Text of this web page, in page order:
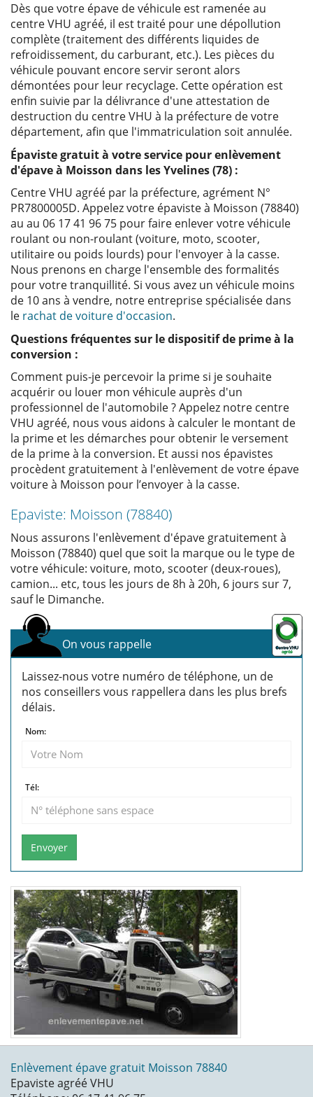
Dès que votre épave de véhicule est ramenée au
centre VHU agréé, il est traité pour une dépollution
complète (traitement des différents liquides de
refroidissement, du carburant, etc.). Les pièces du
véhicule pouvant encore servir seront alors
démontées pour leur recyclage. Cette opération est
enfin suivie par la délivrance d'une attestation de
destruction du centre VHU à la préfecture de votre
département, afin que l'immatriculation soit annulée.
Épaviste gratuit à votre service pour enlèvement
d'épave à Moisson dans les Yvelines (78) :
Centre VHU agréé par la préfecture, agrément N°
PR7800005D. Appelez votre épaviste à Moisson (78840)
au au 06 17 41 96 75 pour faire enlever votre véhicule
roulant ou non-roulant (voiture, moto, scooter,
utilitaire ou poids lourds) pour l'envoyer à la casse.
Nous prenons en charge l'ensemble des formalités
pour votre tranquillité. Si vous avez un véhicule moins
de 10 ans à vendre, notre entreprise spécialisée dans
le rachat de voiture d'occasion.
Questions fréquentes sur le dispositif de prime à la
conversion :
Comment puis-je percevoir la prime si je souhaite
acquérir ou louer mon véhicule auprès d'un
professionnel de l'automobile ? Appelez notre centre
VHU agréé, nous vous aidons à calculer le montant de
la prime et les démarches pour obtenir le versement
de la prime à la conversion. Et aussi nos épavistes
procèdent gratuitement à l'enlèvement de votre épave
voiture à Moisson pour l’envoyer à la casse.
Epaviste: Moisson (78840)
Nous assurons l'enlèvement d'épave gratuitement à
Moisson (78840) quel que soit la marque ou le type de
votre véhicule: voiture, moto, scooter (deux-roues),
camion... etc, tous les jours de 8h à 20h, 6 jours sur 7,
sauf le Dimanche.
On vous rappelle
Laissez-nous votre numéro de téléphone, un de
nos conseillers vous rappellera dans les plus brefs
délais.
Nom:
Tél:
Envoyer
Enlèvement épave gratuit Moisson 78840
Epaviste agréé VHU